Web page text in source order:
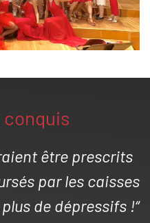
conquis
être prescrits
par les caisses
de dépressifs !“